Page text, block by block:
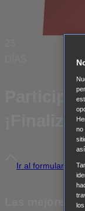
Ir al formulario del
Las mejores
no